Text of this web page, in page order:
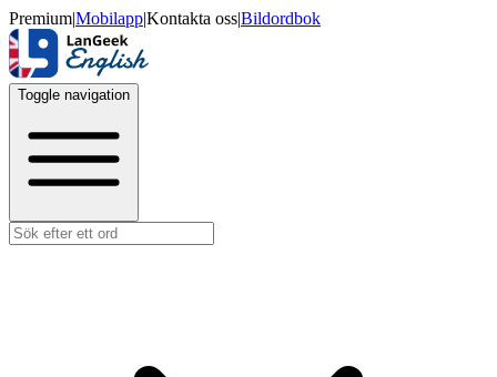
Premium|Mobilapp|Kontakta oss|Bildordbok
Toggle navigation